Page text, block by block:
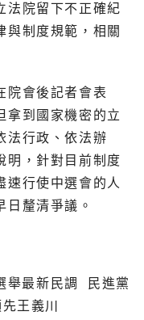
法院留下不正確紀
與制度規範，相關
院會後記者會表
拿到國家機密的立
法行政、依法辦
明，針對目前制度
速行使中選會的人
日釐清爭議。
舉最新民調
民進黨
王義川